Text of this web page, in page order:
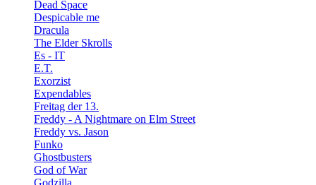
Dead Space
Despicable me
Dracula
The Elder Skrolls
Es - IT
E.T.
Exorzist
Expendables
Freitag der 13.
Freddy - A Nightmare on Elm Street
Freddy vs. Jason
Funko
Ghostbusters
God of War
Godzilla